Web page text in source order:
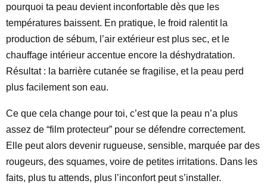
pourquoi ta peau devient inconfortable dès que les
températures baissent. En pratique, le froid ralentit la
production de sébum, l’air extérieur est plus sec, et le
chauffage intérieur accentue encore la déshydratation.
Résultat : la barrière cutanée se fragilise, et la peau perd
plus facilement son eau.
Ce que cela change pour toi, c’est que la peau n’a plus
assez de “film protecteur” pour se défendre correctement.
Elle peut alors devenir rugueuse, sensible, marquée par des
rougeurs, des squames, voire de petites irritations. Dans les
faits, plus tu attends, plus l’inconfort peut s’installer.